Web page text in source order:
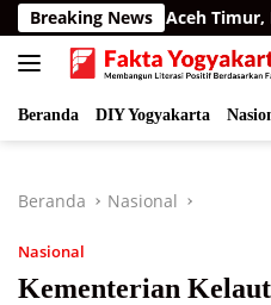
Langsung
ke
konten
Breaking News
Aceh Timur, BKSDA
Beranda DIY Yogyakarta
Beranda Nasional
Nasional
Kementerian